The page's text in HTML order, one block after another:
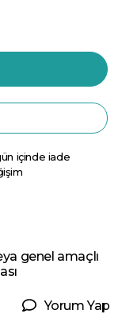
içinde iade
genel amaçlı
Yorum Yap